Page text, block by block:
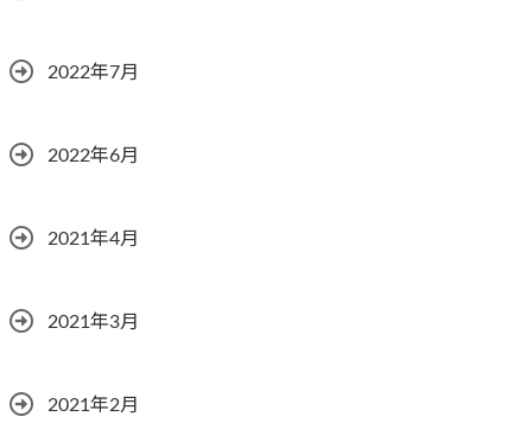
2022年7月
2022年6月
2021年4月
2021年3月
2021年2月